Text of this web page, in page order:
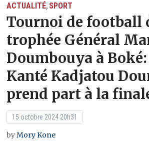
ACTUALITÉ, SPORT
Tournoi de football
trophée Général
Doumbouya à
Kanté Kadjatou
prend part à la
15 octobre 2024 20h31
byMory Kone